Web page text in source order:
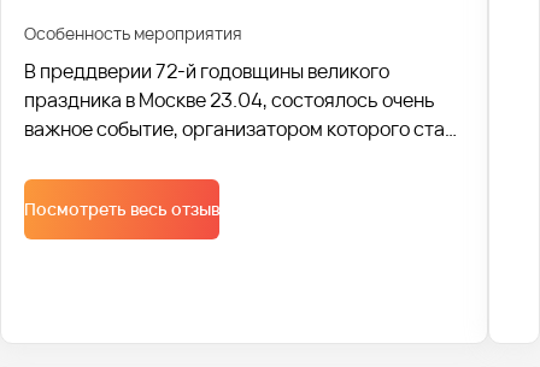
Особенность мероприятия
В преддверии 72-й годовщины великого
праздника в Москве 23.04, состоялось очень
важное событие, организатором которого стал
Посмотреть весь отзыв